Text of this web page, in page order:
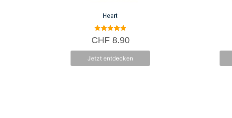
Heart
5.00
von 5
CHF8.90
Jetzt entdecken